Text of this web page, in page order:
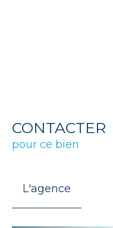
CONTACTER
pour ce bien
L'agence